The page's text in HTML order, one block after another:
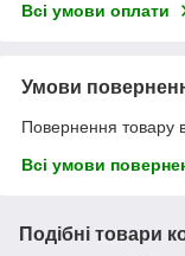
Всі умови оплати
Умови
Повернення товару
Всі умови
Подібні товари